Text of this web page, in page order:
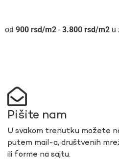
900 rsd - 3.800 rsd u
Pišite nam
U svakom trenutku možete
putem mail-a, društvenih
ili forme na sajtu.